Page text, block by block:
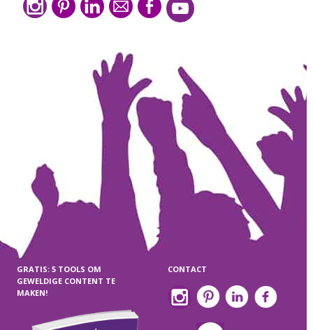
GRATIS: 5 TOOLS OM
GEWELDIGE CONTENT TE
MAKEN!
CONTACT